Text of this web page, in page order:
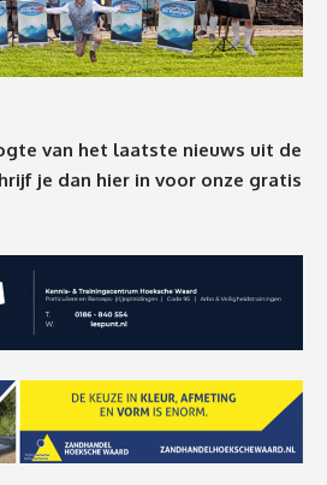
van het laatste nieuws uit de
je dan hier in voor onze gratis